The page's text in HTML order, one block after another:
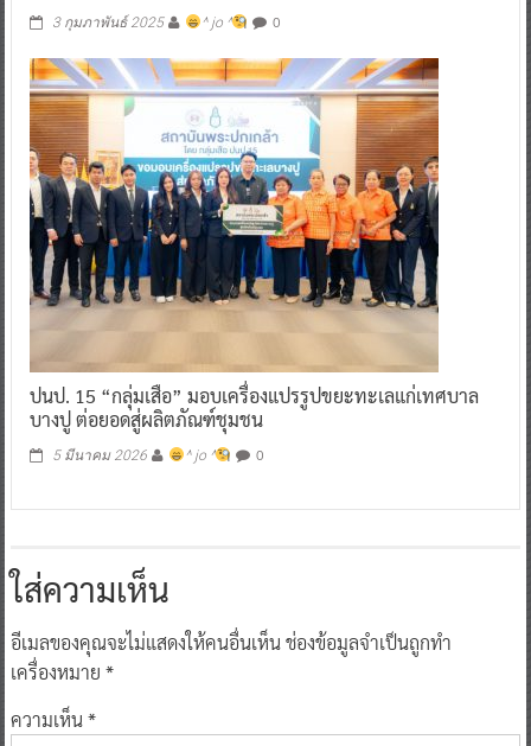
3 กุมภาพันธ์ 2025 ^ jo ^ 0
ปนป. 15 “กลุ่มเสือ” มอบเครื่องแปรรูปขยะทะเลแก่เทศบาล
บางปู ต่อยอดสู่ผลิตภัณฑ์ชุมชน
5 มีนาคม 2026 ^ jo ^ 0
ใส่ความเห็น
อีเมลของคุณจะไม่แสดงให้คนอื่นเห็นช่องข้อมูลจำเป็นถูกทำ
เครื่องหมาย *
ความเห็น*